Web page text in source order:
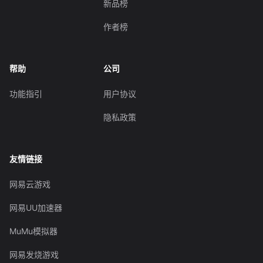
新品榜
作者榜
帮助
功能指引
公司
用户协议
隐私政策
友情链接
网易云游戏
网易UU加速器
MuMu模拟器
网易发烧游戏